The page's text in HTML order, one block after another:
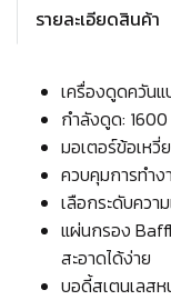
รายละเอียดสินค้า
เครื่องดูดควัน
กำลังดูด:
มอเตอร์ข้อเห
ควบคุมการทำ
เลือกระดับควา
แผ่นกรอง
สะอาดได้ง่าย
บอดี้สเตนเลส